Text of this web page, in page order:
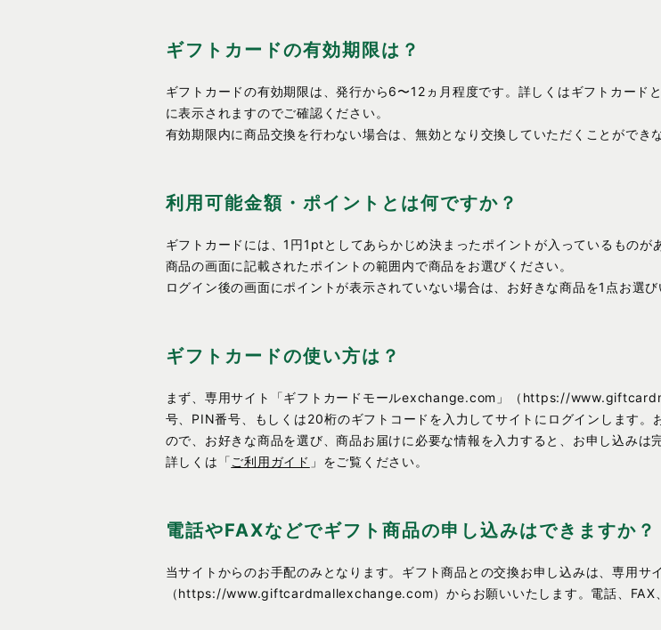
ギフトカードの有効期限は？
ギフトカードの有効期限は、発行から6〜12ヵ月程度です。詳しくはギフトカード
に表示されますのでご確認ください。
有効期限内に商品交換を行わない場合は、無効となり交換していただくことができ
利用可能金額・ポイントとは何ですか？
ギフトカードには、1円1ptとしてあらかじめ決まったポイントが入っているものが
商品の画面に記載されたポイントの範囲内で商品をお選びください。
ログイン後の画面にポイントが表示されていない場合は、お好きな商品を1点お選び
ギフトカードの使い方は？
まず、専用サイト「ギフトカードモールexchange.com」（https://
号、PIN番号、もしくは20桁のギフトコードを入力してサイトにログインします
ので、お好きな商品を選び、商品お届けに必要な情報を入力すると、お申し込みは
詳しくは「ご利用ガイド 」をご覧ください。
電話やFAXなどでギフト商品の申し込みはできますか？
当サイトからのお手配のみとなります。ギフト商品との交換お申し込みは、専用
（https://www.giftcardmallexchange.com）からお願いいたします。電話、FAX